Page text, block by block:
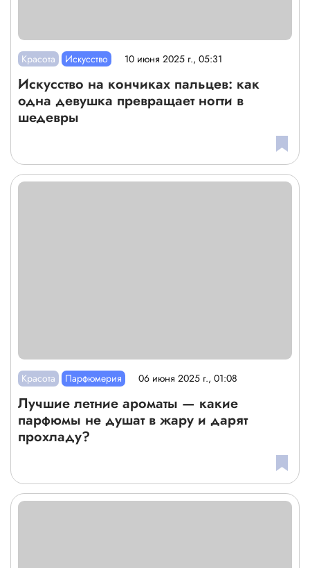
Красота Искусство 10 июня 2025 г., 05:31
Искусство на кончиках пальцев: как
одна девушка превращает ногти в
шедевры
Красота Парфюмерия 06 июня 2025 г., 01:08
Лучшие летние ароматы — какие
парфюмы не душат в жару и дарят
прохладу?